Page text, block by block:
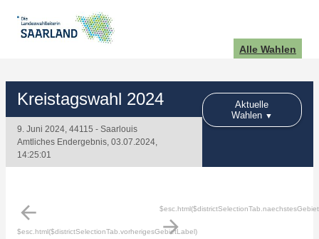
Alle Wahlen
Kreistagswahl 2024
9. Juni 2024, 44115 - Saarlouis
Amtliches Endergebnis, 03.07.2024,
14:25:01
Aktuelle
Wahlen
arrow_back
$esc.html($districtSelectionTab.vorherigesGebietLabel)
arrow_forward